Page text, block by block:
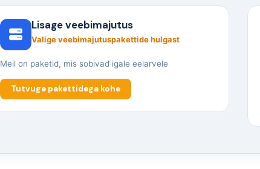
Lisage veebimajutus
Valige veebimajutuspakettide hulgast
Meil on paketid, mis sobivad igale eelarvele
Tutvuge pakettidega kohe